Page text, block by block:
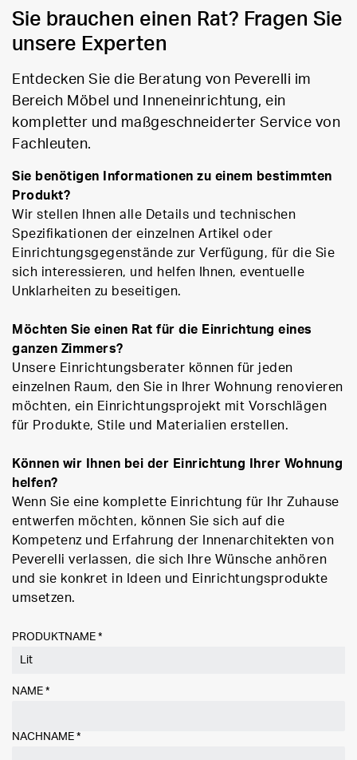
Sie brauchen einen Rat? Fragen Sie
unsere Experten
Entdecken Sie die Beratung von Peverelli im
Bereich Möbel und Inneneinrichtung, ein
kompletter und maßgeschneiderter Service von
Fachleuten.
Sie benötigen Informationen zu einem bestimmten
Produkt?
Wir stellen Ihnen alle Details und technischen
Spezifikationen der einzelnen Artikel oder
Einrichtungsgegenstände zur Verfügung, für die Sie
sich interessieren, und helfen Ihnen, eventuelle
Unklarheiten zu beseitigen.
Möchten Sie einen Rat für die Einrichtung eines
ganzen Zimmers?
Unsere Einrichtungsberater können für jeden
einzelnen Raum, den Sie in Ihrer Wohnung renovieren
möchten, ein Einrichtungsprojekt mit Vorschlägen
für Produkte, Stile und Materialien erstellen.
Können wir Ihnen bei der Einrichtung Ihrer Wohnung
helfen?
Wenn Sie eine komplette Einrichtung für Ihr Zuhause
entwerfen möchten, können Sie sich auf die
Kompetenz und Erfahrung der Innenarchitekten von
Peverelli verlassen, die sich Ihre Wünsche anhören
und sie konkret in Ideen und Einrichtungsprodukte
umsetzen.
PRODUKTNAME *
NAME *
NACHNAME *